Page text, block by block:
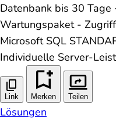
Datenbank bis 30
Wartungspaket -
Microsoft SQL
Individuelle Server-
Link Merken Teilen
Lösungen